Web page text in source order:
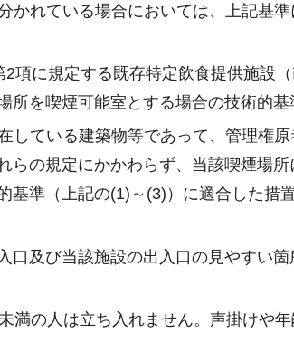
れている場合においては、上記基
に規定する既存特定飲食提供施設
所を喫煙可能室とする場合の技術的
ている建築物等であって、管理権
らの規定にかかわらず、当該喫煙場
基準（上記の(1)～(3)）に適合した
口及び当該施設の出入口の見やすい
満の人は立ち入れません。声掛けや